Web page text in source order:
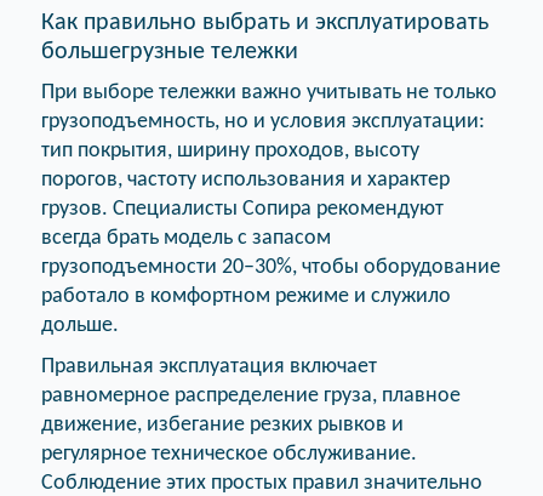
Как правильно выбрать и эксплуатировать
большегрузные тележки
При выборе тележки важно учитывать не только
грузоподъемность, но и условия эксплуатации:
тип покрытия, ширину проходов, высоту
порогов, частоту использования и характер
грузов. Специалисты Сопира рекомендуют
всегда брать модель с запасом
грузоподъемности 20–30%, чтобы оборудование
работало в комфортном режиме и служило
дольше.
Правильная эксплуатация включает
равномерное распределение груза, плавное
движение, избегание резких рывков и
регулярное техническое обслуживание.
Соблюдение этих простых правил значительно